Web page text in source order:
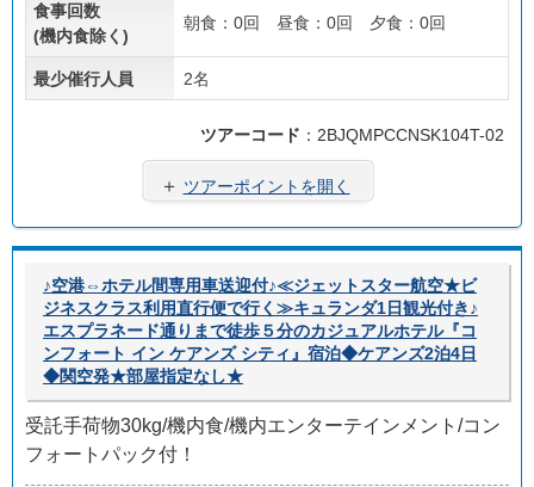
食事回数
(機内食除く)
朝食：0回 昼食：0回 夕食：0回
最少催行人員 2名
ツアーコード ：2BJQMPCCNSK104T-02
＋ ツアーポイントを開く
♪空港⇔ホテル間専用車送迎付♪≪ジェットスター航空★ビ
ジネスクラス利用直行便で行く≫キュランダ1日観光付き♪
エスプラネード通りまで徒歩５分のカジュアルホテル『コ
ンフォート イン ケアンズ シティ』宿泊◆ケアンズ2泊4日
◆関空発★部屋指定なし★
受託手荷物30kg/機内食/機内エンターテインメント/コン
フォートパック付！